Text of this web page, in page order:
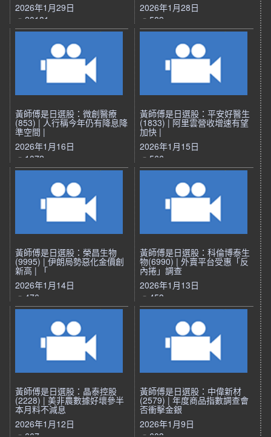
2026年1月29日
20181
2026年1月28日
589
黃師傅是日選股：微創醫療
(853) | 人行稱今年仍有降息降
準空間 |
2026年1月16日
1072
黃師傅是日選股：平安好醫生
(1833) | 阿里雲營收增速有望
加快 |
2026年1月15日
566
黃師傅是日選股：榮昌生物
(9995) | 伊朗局勢惡化金價創
新高 | 「
2026年1月14日
476
黃師傅是日選股：科倫博泰生
物(6990) | 外賣平台受惠「反
內捲」調查
2026年1月13日
453
黃師傅是日選股：晶泰控股
(2228) | 美非農數據好壞參半
本月料不減息
2026年1月12日
黃師傅是日選股：中偉新材
(2579) | 年度商品指數調查會
否衝擊金銀
2026年1月9日